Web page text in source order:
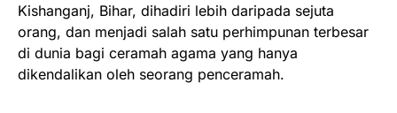
Kishanganj, Bihar, dihadiri lebih daripada sejuta
orang, dan menjadi salah satu perhimpunan terbesar
di dunia bagi ceramah agama yang hanya
dikendalikan oleh seorang penceramah.